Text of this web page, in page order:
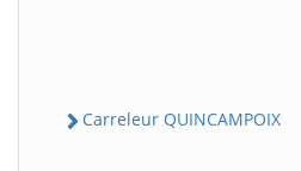
Carreleur QUINCAMPOIX